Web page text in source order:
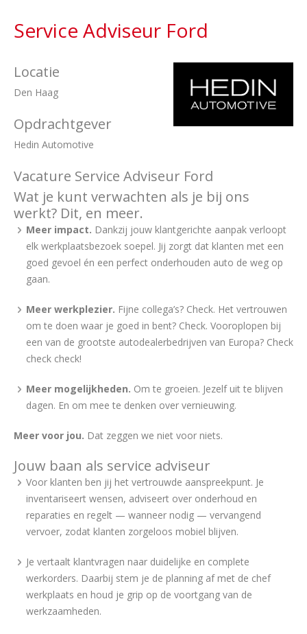
Service Adviseur Ford
Locatie
Den Haag
Opdrachtgever
Hedin Automotive
Vacature Service Adviseur Ford
Wat je kunt verwachten als je bij ons
werkt? Dit, en meer.
Meer impact. Dankzij jouw klantgerichte aanpak verloopt
elk werkplaatsbezoek soepel. Jij zorgt dat klanten met een
goed gevoel én een perfect onderhouden auto de weg op
gaan.
Meer werkplezier. Fijne collega’s? Check. Het vertrouwen
om te doen waar je goed in bent? Check. Vooroplopen bij
een van de grootste autodealerbedrijven van Europa? Check
check check!
Meer mogelijkheden. Om te groeien. Jezelf uit te blijven
dagen. En om mee te denken over vernieuwing.
Meer voor jou. Dat zeggen we niet voor niets.
Jouw baan als service adviseur
Voor klanten ben jij het vertrouwde aanspreekpunt. Je
inventariseert wensen, adviseert over onderhoud en
reparaties en regelt — wanneer nodig — vervangend
vervoer, zodat klanten zorgeloos mobiel blijven.
Je vertaalt klantvragen naar duidelijke en complete
werkorders. Daarbij stem je de planning af met de chef
werkplaats en houd je grip op de voortgang van de
werkzaamheden.